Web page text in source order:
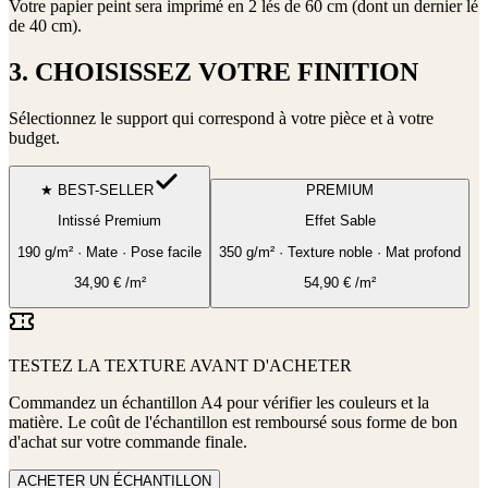
Votre papier peint sera imprimé en 2 lés de 60 cm (dont un dernier lé
de 40 cm).
3. CHOISISSEZ VOTRE FINITION
Sélectionnez le support qui correspond à votre pièce et à votre
budget.
★ BEST-SELLER
Intissé Premium
190 g/m² · Mate · Pose facile
34,90€/m²
PREMIUM
Effet Sable
350 g/m² · Texture noble · Mat profond
54,90 € /m²
TESTEZ LA TEXTURE AVANT D'ACHETER
Commandez un échantillon A4 pour vérifier les couleurs et la
matière. Le coût de l'échantillon est remboursé sous forme de bon
d'achat sur votre commande finale.
ACHETER UN ÉCHANTILLON